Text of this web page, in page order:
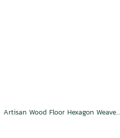
Artisan Wood Floor Hexagon Weave Charm